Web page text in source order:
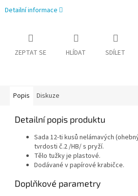
Detailní informace
ZEPTAT SE HLÍDAT SDÍLET
Popis Diskuze
Detailní popis produktu
Sada 12-ti kusů nelámavých
tvrdosti č.2 /HB/ s pryží.
Tělo tužky je plastové.
Dodávané v papírové krabičce.
Doplňkové parametry